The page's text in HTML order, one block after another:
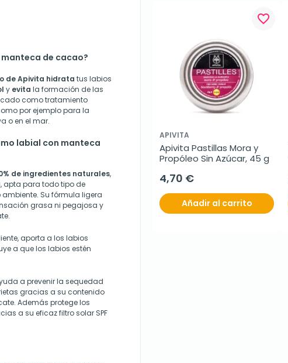
de cacao?
de Apivita hidrata tus labios
y evita la formación de las
como tratamiento
por ejemplo para la
o en el mar.
labial con manteca
de ingredientes naturales,
apta para todo tipo de
Su fórmula ligera
grasa ni pegajosa y
aporta a los labios
a que los labios estén
a prevenir la sequedad
gracias a su contenido
Además protege los
a su eficaz filtro solar SPF
favorite_border
APIVITA
Apivita Pastillas Mora y
Propóleo Sin Azúcar, 45 g
4,70 €
Añadir al carrito